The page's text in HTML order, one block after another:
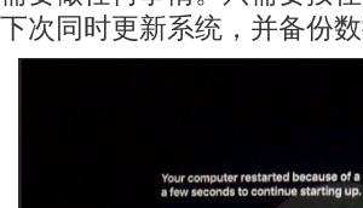
下次同时更新系统，并备份数